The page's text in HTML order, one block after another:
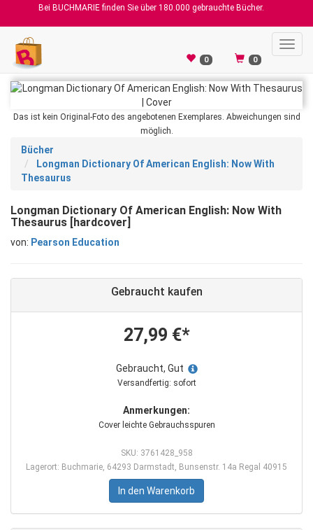
Bei BUCHMARIE finden Sie über 180.000 gebrauchte Bücher.
0 0
Das ist kein Original-Foto des angebotenen Exemplares. Abweichungen sind
möglich.
Bücher
Longman Dictionary Of American English: Now With
Thesaurus
Longman Dictionary Of American English: Now With
Thesaurus [hardcover]
von: Pearson Education
Gebraucht kaufen
27,99 €*
Gebraucht, Gut
Versandfertig: sofort
Anmerkungen:
Cover leichte Gebrauchsspuren
SKU: 3761428_958
Lagerort: Buchmarie, 64293 Darmstadt, Bunsenstr. 14a Regal 40915
In den Warenkorb